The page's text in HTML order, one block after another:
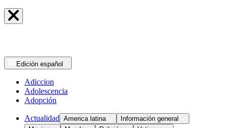
Edición español
Adiccion
Adolescencia
Adopción
Actualidad America latina
Información general